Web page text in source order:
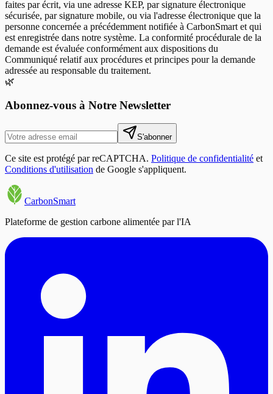
🌿
Abonnez-vous à Notre Newsletter
S'abonner
Ce site est protégé par reCAPTCHA. Politique de confidentialité et
Conditions d'utilisation de Google s'appliquent.
CarbonSmart
Plateforme de gestion carbone alimentée par l'IA